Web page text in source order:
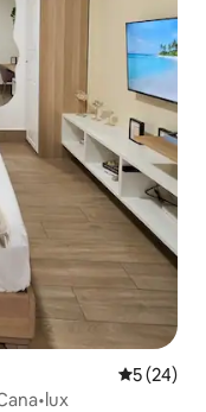
從 24 則評
5 (24)